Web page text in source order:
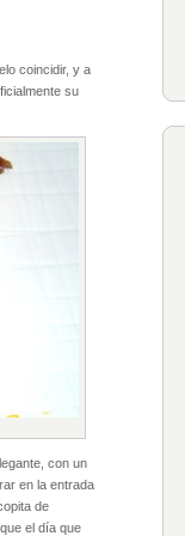
coincidir, y a
su
con un
en la entrada
de
el día que